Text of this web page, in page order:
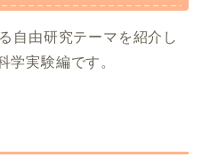
自由研究テーマを紹介し
学実験編です。